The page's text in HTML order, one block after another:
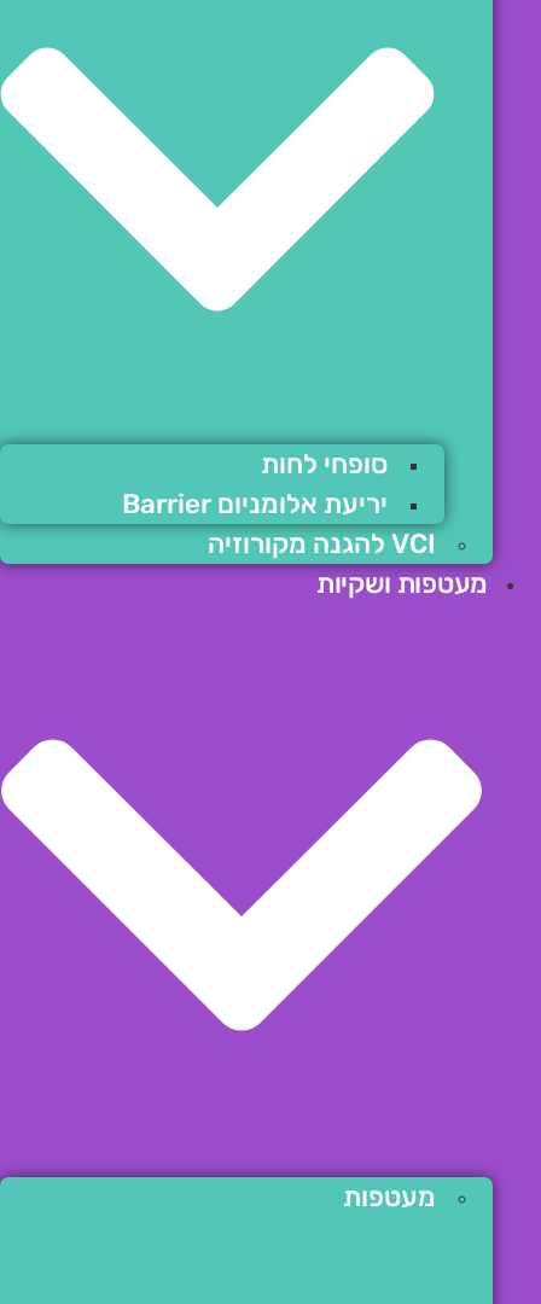
סופחי לחות
יריעת אלומניום Barrier
VCI להגנה מקורוזיה
מעטפות ושקיות
מעטפות